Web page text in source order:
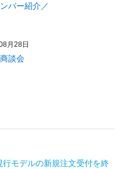
バー紹介／
月28日
談会
行モデルの新規注文受付を終